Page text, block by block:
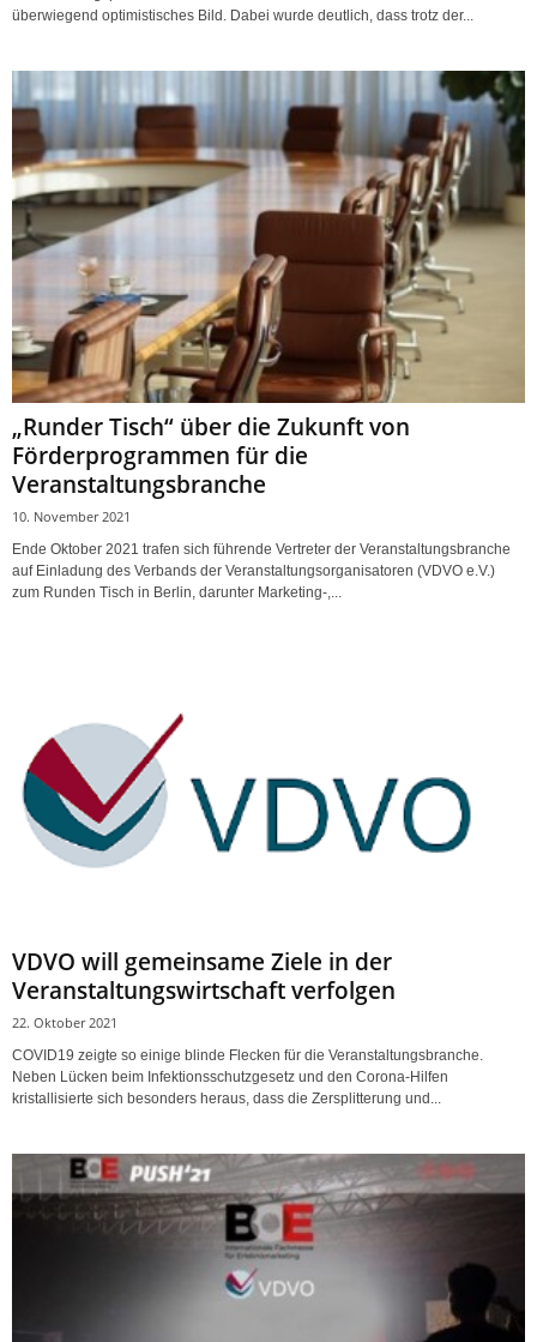
überwiegend optimistisches Bild. Dabei wurde deutlich, dass trotz der...
„Runder Tisch“ über die Zukunft von
Förderprogrammen für die
Veranstaltungsbranche
10. November 2021
Ende Oktober 2021 trafen sich führende Vertreter der Veranstaltungsbranche
auf Einladung des Verbands der Veranstaltungsorganisatoren (VDVO e.V.)
zum Runden Tisch in Berlin, darunter Marketing-,...
VDVO will gemeinsame Ziele in der
Veranstaltungswirtschaft verfolgen
22. Oktober 2021
COVID19 zeigte so einige blinde Flecken für die Veranstaltungsbranche.
Neben Lücken beim Infektionsschutzgesetz und den Corona-Hilfen
kristallisierte sich besonders heraus, dass die Zersplitterung und...